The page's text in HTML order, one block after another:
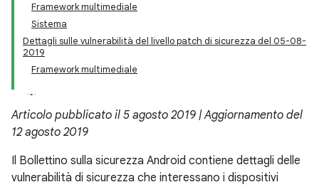
Framework multimediale
Sistema
Dettagli sulle vulnerabilità del livello patch di sicurezza del 05-08-
2019
Framework multimediale
Articolo pubblicato il 5 agosto 2019 | Aggiornamento del
12 agosto 2019
Il Bollettino sulla sicurezza Android contiene dettagli delle
vulnerabilità di sicurezza che interessano i dispositivi